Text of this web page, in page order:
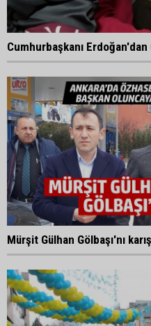
Cumhurbaşkanı
Mürşit Gülhan Gölbaşı'nı